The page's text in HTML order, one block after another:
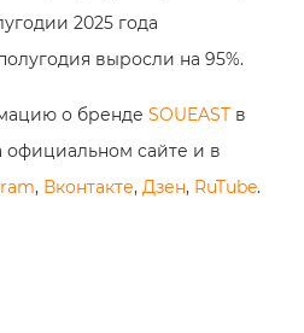
2025 года
выросли на 95%.
о бренде SOUEAST в
сайте и в
, Вконтакте, Дзен, RuTube.